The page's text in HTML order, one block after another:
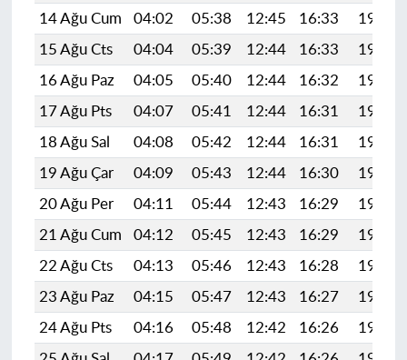
14 Ağu Cum
04:02 05:38 12:45 16:33
19:41
15 Ağu Cts
04:04 05:39 12:44 16:33
19:40
16 Ağu Paz
04:05 05:40 12:44 16:32
19:39
17 Ağu Pts
04:07 05:41 12:44 16:31
19:37
18 Ağu Sal
04:08 05:42 12:44 16:31
19:36
19 Ağu Çar
04:09 05:43 12:44 16:30
19:34
20 Ağu Per
04:11 05:44 12:43 16:29
19:33
21 Ağu Cum
04:12 05:45 12:43 16:29
19:32
22 Ağu Cts
04:13 05:46 12:43 16:28
19:30
23 Ağu Paz
04:15 05:47 12:43 16:27
19:29
24 Ağu Pts
04:16 05:48 12:42 16:26
19:27